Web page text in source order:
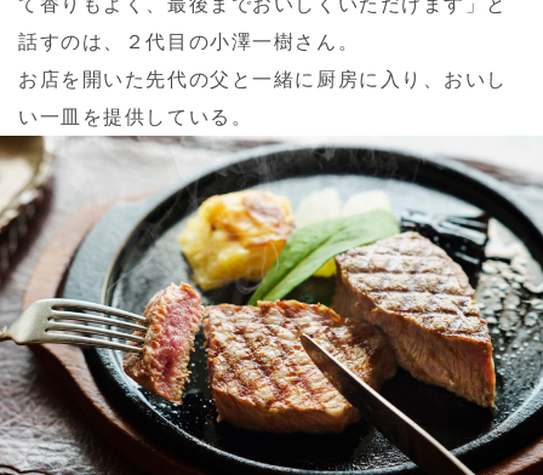
話すのは、２代目の小澤一樹さん。
お店を開いた先代の父と一緒に厨房に入り、おいし
い一皿を提供している。